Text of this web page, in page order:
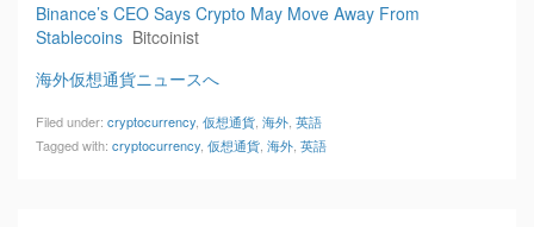
Binance’s CEO Says Crypto May Move Away From
Stablecoins Bitcoinist
海外仮想通貨ニュースへ
Filed under: cryptocurrency 仮想通貨 海外 英語
Tagged with: cryptocurrency 仮想通貨 海外 英語